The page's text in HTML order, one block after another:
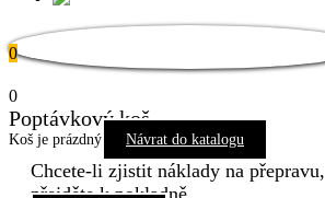
0
0
Poptávkový koš
Koš je prázdný Návrat do katalogu
Chcete-li zjistit náklady na přepravu,